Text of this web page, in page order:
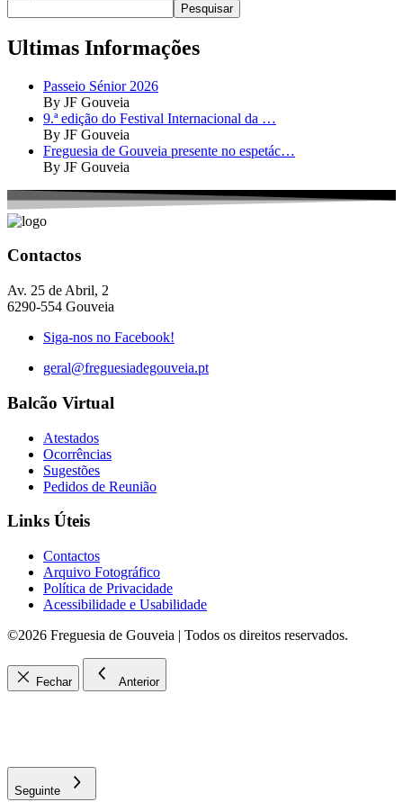
Pesquisar
Ultimas Informações
Passeio Sénior 2026
By JF Gouveia
9.ª edição do Festival Internacional da …
By JF Gouveia
Freguesia de Gouveia presente no espetác…
By JF Gouveia
Contactos
Av. 25 de Abril, 2
6290-554 Gouveia
Siga-nos no Facebook!
geral@freguesiadegouveia.pt
Balcão Virtual
Atestados
Ocorrências
Sugestões
Pedidos de Reunião
Links Úteis
Contactos
Arquivo Fotográfico
Política de Privacidade
Acessibilidade e Usabilidade
©2026 Freguesia de Gouveia | Todos os direitos reservados.
Fechar Anterior
Seguinte